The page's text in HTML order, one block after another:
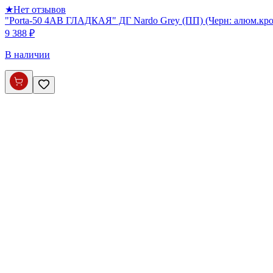
★Нет отзывов
"Porta-50 4AB ГЛАДКАЯ" ДГ Nardo Grey (ПП) (Черн:
9 388 ₽
В наличии